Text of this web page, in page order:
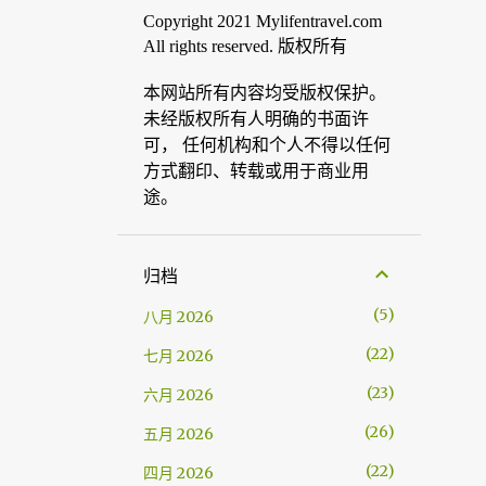
Copyright 2021 Mylifentravel.com
All rights reserved. 版权所有
本网站所有内容均受版权保护。
未经版权所有人明确的书面许
可， 任何机构和个人不得以任何
方式翻印、转载或用于商业用
途。
归档
八月 2026 5
七月 2026 22
六月 2026 23
五月 2026 26
四月 2026 22